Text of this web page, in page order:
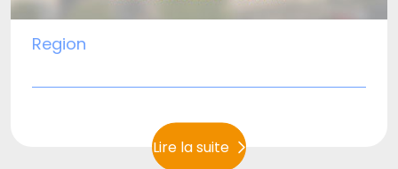
Region
Lire la suite